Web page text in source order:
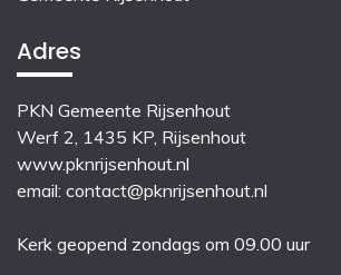
Adres
PKN Gemeente Rijsenhout
Werf 2, 1435 KP, Rijsenhout
www.pknrijsenhout.nl
email: contact@pknrijsenhout.nl
Kerk geopend zondags om 09.00 uur